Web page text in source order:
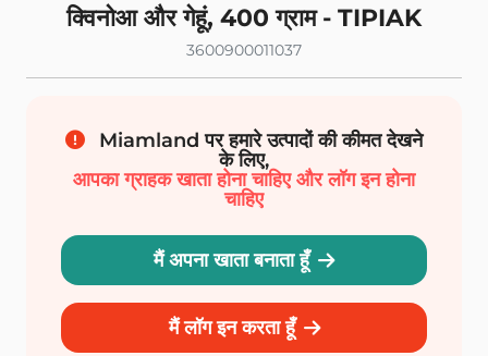
क्विनोआ और गेहूं, 400 ग्राम - TIPIAK
3600900011037
Miamland पर हमारे उत्पादों की कीमत देखने
के लिए,
आपका ग्राहक खाता होना चाहिए और लॉग इन होना
चाहिए
मैं अपना खाता बनाता हूँ
मैं लॉग इन करता हूँ